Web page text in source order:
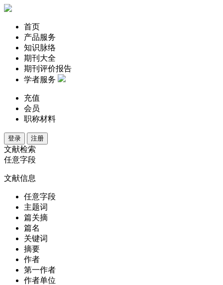
首页
产品服务
知识脉络
期刊大全
期刊评价报告
学者服务
充值
会员
职称材料
登录 注册
文献检索
任意字段
文献信息
任意字段
主题词
篇关摘
篇名
关键词
摘要
作者
第一作者
作者单位